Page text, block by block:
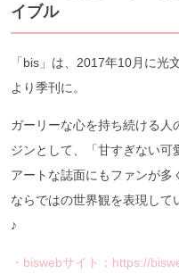
イブル
「bis」は、2017年10月に光
より季刊に。
ガーリーな心を持ち続ける
ジンとして、「甘すぎない可
アートな誌面にもファンが
ならではの世界観を表現して
♪
・biswebサイト：https://